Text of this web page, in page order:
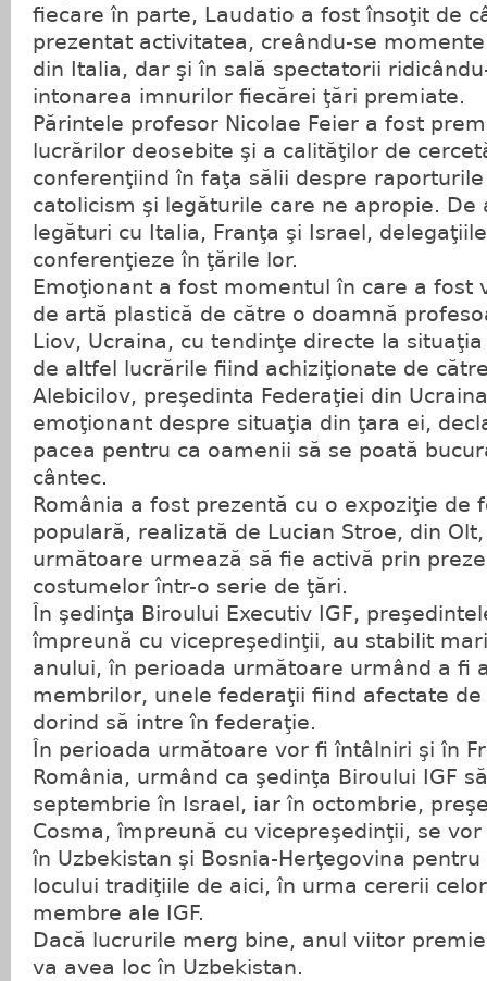
fiecare în parte, Laudatio a fost însoţit de
prezentat activitatea, creându-se
din Italia, dar şi în sală spectatorii
intonarea imnurilor fiecărei ţări premiate.
Părintele profesor Nicolae Feier a fost
lucrărilor deosebite şi a calităţilor de
conferenţiind în faţa sălii despre
catolicism şi legăturile care ne apropie. De
legături cu Italia, Franţa şi Israel,
conferenţieze în ţările lor.
Emoţionant a fost momentul în care a fost
de artă plastică de către o doamnă
Liov, Ucraina, cu tendinţe directe la
de altfel lucrările fiind achiziţionate de
Alebicilov, preşedinta Federaţiei din
emoţionant despre situaţia din ţara ei,
pacea pentru ca oamenii să se poată
cântec.
România a fost prezentă cu o expoziţie de
populară, realizată de Lucian Stroe, din
următoare urmează să fie activă prin
costumelor într-o serie de ţări.
În şedinţa Biroului Executiv IGF,
împreună cu vicepreşedinţii, au stabilit
anului, în perioada următoare urmând a fi
membrilor, unele federaţii fiind afectate
dorind să intre în federaţie.
În perioada următoare vor fi întâlniri şi în
România, urmând ca şedinţa Biroului IGF
septembrie în Israel, iar în octombrie,
Cosma, împreună cu vicepreşedinţii, se
în Uzbekistan şi Bosnia-Herţegovina
locului tradiţiile de aici, în urma cererii
membre ale IGF.
Dacă lucrurile merg bine, anul viitor
va avea loc în Uzbekistan.